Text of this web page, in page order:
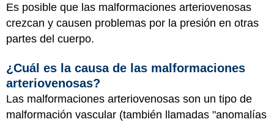
Es posible que las malformaciones arteriovenosas
crezcan y causen problemas por la presión en otras
partes del cuerpo.
¿Cuál es la causa de las malformaciones
arteriovenosas?
Las malformaciones arteriovenosas son un tipo de
malformación vascular (también llamadas "anomalías